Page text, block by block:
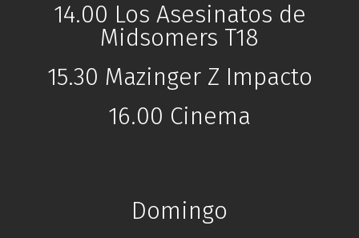
14.00 Los Asesinatos de
Midsomers T18
15.30 Mazinger Z Impacto
16.00 Cinema
Domingo